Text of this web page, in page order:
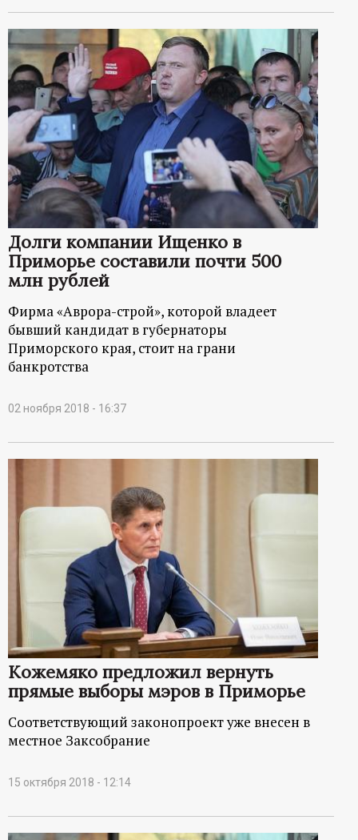
Долги компании Ищенко в
Приморье составили почти 500
млн рублей
Фирма «Аврора-строй», которой владеет
бывший кандидат в губернаторы
Приморского края, стоит на грани
банкротства
02 ноября 2018 - 16:37
Кожемяко предложил вернуть
прямые выборы мэров в Приморье
Соответствующий законопроект уже внесен в
местное Заксобрание
15 октября 2018 - 12:14